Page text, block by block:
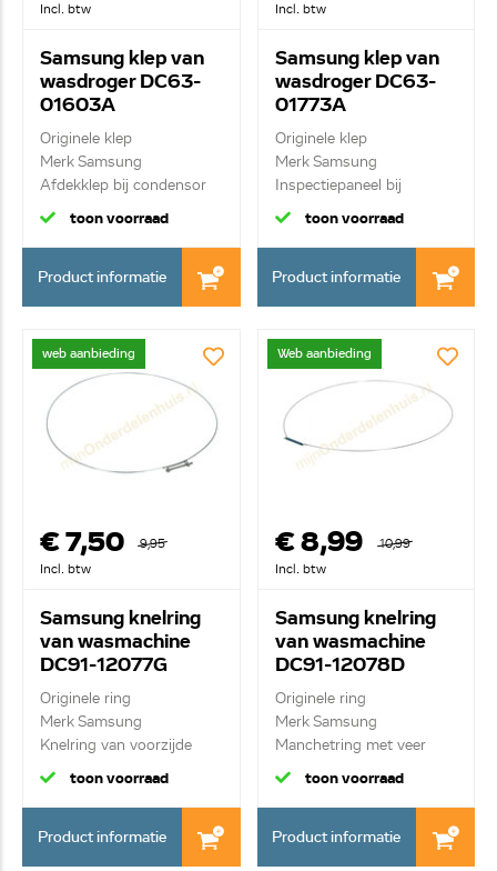
Incl. btw
Samsung klep van
wasdroger DC63-
01603A
Originele klep
Merk Samsung
Afdekklep bij condensor
toon voorraad
Product informatie
Incl. btw
Samsung klep van
wasdroger DC63-
01773A
Originele klep
Merk Samsung
Inspectiepaneel bij
condensor
toon voorraad
Product informatie
web aanbieding
€ 7,50
9,95
Incl. btw
Samsung knelring
van wasmachine
DC91-12077G
Originele ring
Merk Samsung
Knelring van voorzijde
manchet
toon voorraad
Product informatie
Web aanbieding
€ 8,99
10,99
Incl. btw
Samsung knelring
van wasmachine
DC91-12078D
Originele ring
Merk Samsung
Manchetring met veer
toon voorraad
Product informatie